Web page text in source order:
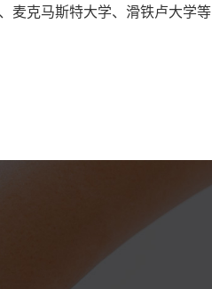
麦克马斯特大学、滑铁卢大学等